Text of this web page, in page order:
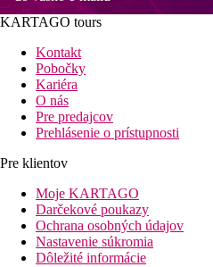
KARTAGO tours
Kontakt
Pobočky
Kariéra
O nás
Pre predajcov
Prehlásenie o prístupnosti
Pre klientov
Moje KARTAGO
Darčekové poukazy
Ochrana osobných údajov
Nastavenie súkromia
Dôležité informácie